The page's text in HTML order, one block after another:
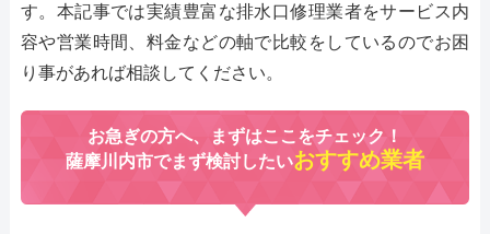
す。本記事では実績豊富な排水口修理業者をサービス内
容や営業時間、料金などの軸で比較をしているのでお困
り事があれば相談してください。
お急ぎの方へ、まずはここをチェック！
薩摩川内市でまず検討したいおすすめ業者